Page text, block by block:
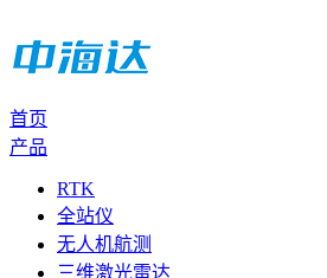
首页
产品
RTK
全站仪
无人机航测
三维激光雷达